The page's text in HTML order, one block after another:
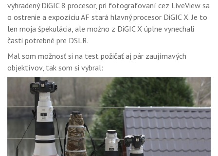
vyhradený DiGIC 8 procesor, pri fotografovaní cez LiveView sa
o ostrenie a expozíciu AF stará hlavný procesor DiGIC X. Je to
len moja špekulácia, ale možno z DiGIC X úplne vynechali
časti potrebné pre DSLR.
Mal som možnosť si na test požičať aj pár zaujímavých
objektívov, tak som si vybral: